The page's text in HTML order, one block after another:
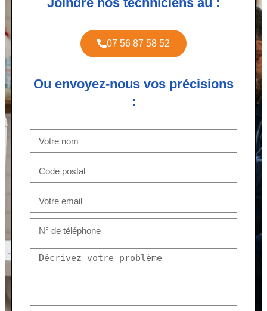
07 56 87 58 52
Ou envoyez-nous vos précisions
: